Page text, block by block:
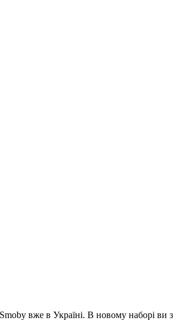
вже в Україні. В новому наборі ви